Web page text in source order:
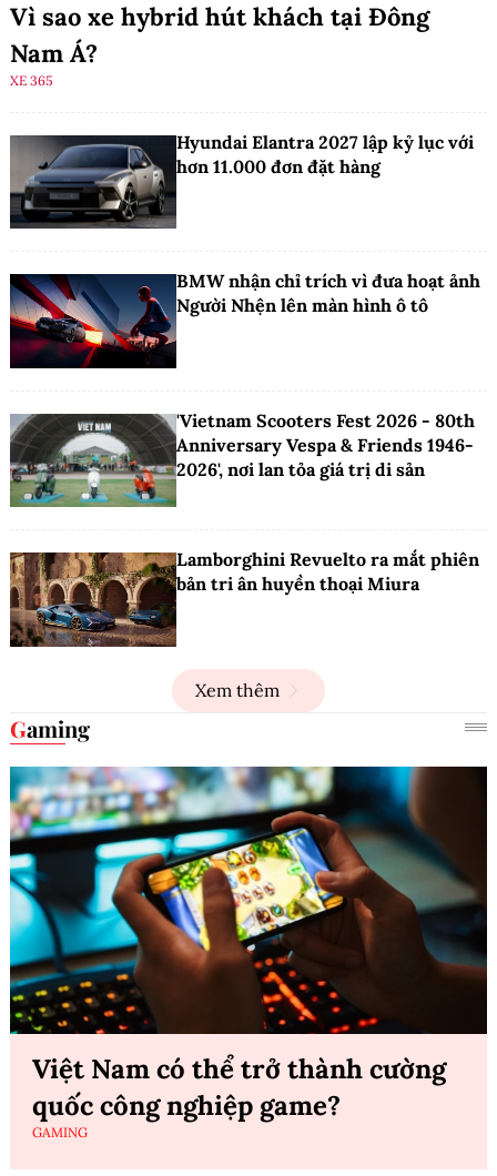
Vì sao xe hybrid hút khách tại Đông
Nam Á?
XE 365
Hyundai Elantra 2027 lập kỷ lục với
hơn 11.000 đơn đặt hàng
BMW nhận chỉ trích vì đưa hoạt ảnh
Người Nhện lên màn hình ô tô
'Vietnam Scooters Fest 2026 - 80th
Anniversary Vespa & Friends 1946-
2026', nơi lan tỏa giá trị di sản
Lamborghini Revuelto ra mắt phiên
bản tri ân huyền thoại Miura
Xem thêm
Gaming
Việt Nam có thể trở thành cường
quốc công nghiệp game?
GAMING